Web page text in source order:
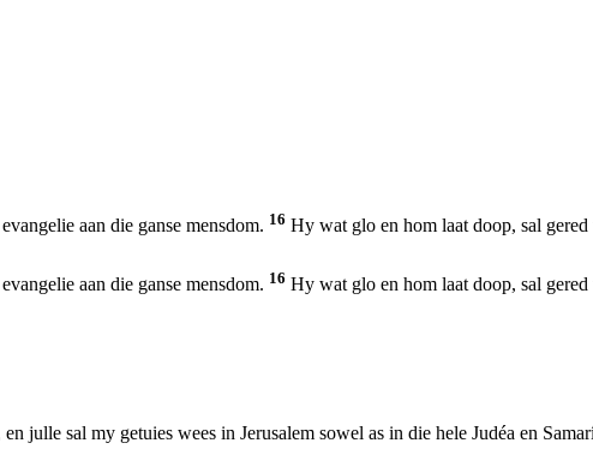
aan die ganse mensdom. 16 Hy wat glo en hom laat doop, sal
aan die ganse mensdom. 16 Hy wat glo en hom laat doop, sal
julle sal my getuies wees in Jerusalem sowel as in die hele Judéa en